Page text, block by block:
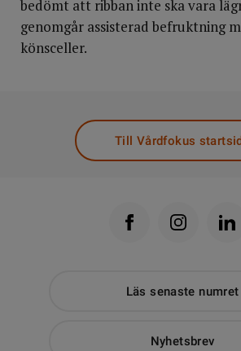
bedömt att ribban inte ska vara
genomgår assisterad befruktning
könsceller.
Till Vårdfokus
Läs senaste numret
Nyhetsbrev